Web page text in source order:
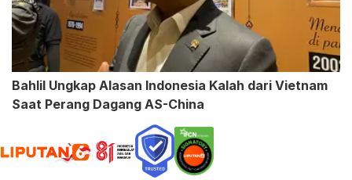
Bahlil Ungkap Alasan Indonesia Kalah dari Vietnam
Saat Perang Dagang AS-China